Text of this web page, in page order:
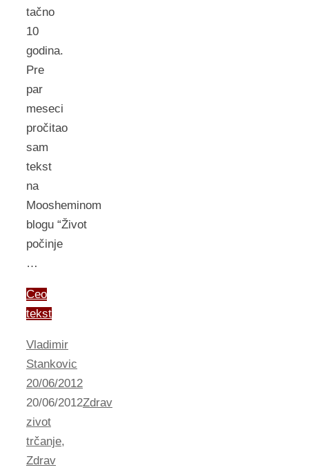
tačno
10
godina.
Pre
par
meseci
pročitao
sam
tekst
na
Moosheminom
blogu “Život
počinje
…
Ceo
tekst
Vladimir
Stankovic
20/06/2012
20/06/2012Zdrav
zivot
trčanje,
Zdrav